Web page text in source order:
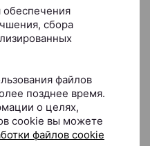
обеспечения
сбора
файлов
позднее время.
о целях,
cookie вы можете
файлов cookie